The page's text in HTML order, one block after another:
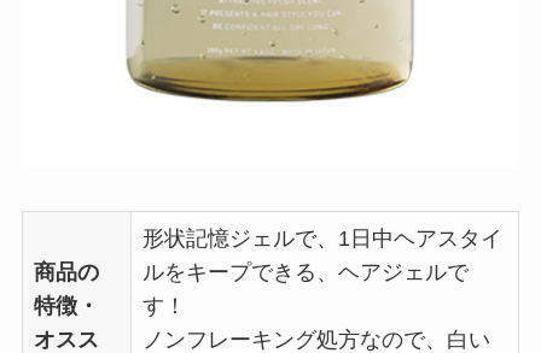
商品の
特徴・
オスス
形状記憶ジェルで、1日中ヘアスタイ
ルをキープできる、ヘアジェルで
す！
ノンフレーキング処方なので、白い